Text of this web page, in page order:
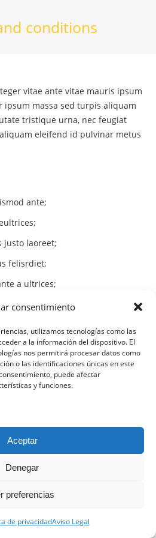
consentimiento
utilizamos tecnologías como las
a la información del dispositivo. El
nos permitirá procesar datos como
o las identificaciones únicas en este
puede afectar
y funciones.
Aceptar
Denegar
preferencias
de privacidadAviso Legal
conditions
vitae ante vitae mauris ipsum
ipsum massa sed turpis aliquam
tristique urna, nec feugiat
eleifend id pulvinar metus
ante;
justo laoreet;
felisrdiet;
a ultrices;
justo laoreet;
felisrdiet.
Aviso Legal
de Cookies